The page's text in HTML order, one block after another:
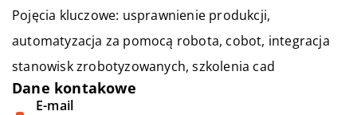
Pojęcia kluczowe: usprawnienie produkcji,
automatyzacja za pomocą robota, cobot, integracja
stanowisk zrobotyzowanych, szkolenia cad
Dane kontakowe
E-mail